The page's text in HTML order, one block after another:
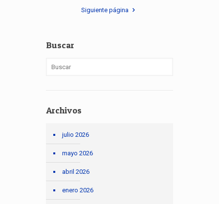
Siguiente página
Buscar
Archivos
julio 2026
mayo 2026
abril 2026
enero 2026